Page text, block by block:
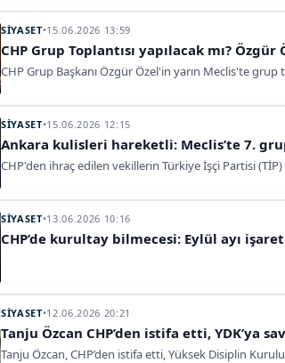
SİYASET•15.06.2026 13:59
CHP Grup Toplantısı yapılacak mı?
CHP Grup Başkanı Özgür Özel'in yarın Meclis'te
SİYASET•15.06.2026 12:15
Ankara kulisleri hareketli: Meclis’te 7.
CHP'den ihraç edilen vekillerin Türkiye İşçi Partisi
SİYASET•13.06.2026 10:16
CHP’de kurultay bilmecesi: Eylül ayı
SİYASET•12.06.2026 20:21
Tanju Özcan CHP’den istifa etti, YDK’ya
Tanju Özcan, CHP’den istifa etti, Yüksek Disiplin